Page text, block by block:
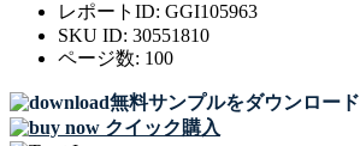
レポートID: GGI105963
SKU ID: 30551810
ページ数: 100
無料サンプルをダウンロード
クイック購入